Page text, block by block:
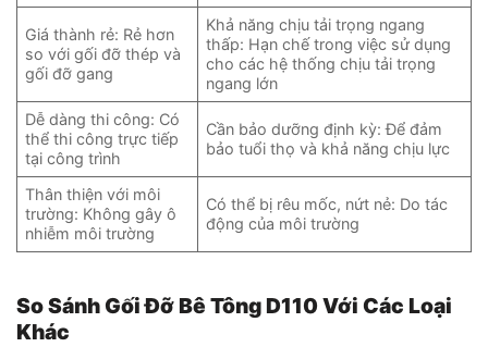
Giá thành rẻ: Rẻ hơn
so với gối đỡ thép và
gối đỡ gang
Khả năng chịu tải trọng ngang
thấp: Hạn chế trong việc sử dụng
cho các hệ thống chịu tải trọng
ngang lớn
Dễ dàng thi công: Có
thể thi công trực tiếp
tại công trình
Cần bảo dưỡng định kỳ: Để đảm
bảo tuổi thọ và khả năng chịu lực
Thân thiện với môi
trường: Không gây ô
nhiễm môi trường
Có thể bị rêu mốc, nứt nẻ: Do tác
động của môi trường
So Sánh Gối Đỡ Bê Tông D110 Với Các Loại
Khác